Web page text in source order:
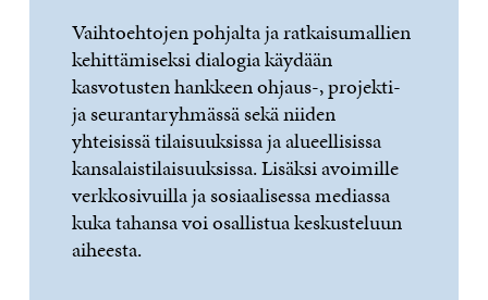
Vaihtoehtojen pohjalta ja ratkaisumallien
kehittämiseksi dialogia käydään
kasvotusten hankkeen ohjaus-, projekti-
ja seurantaryhmässä sekä niiden
yhteisissä tilaisuuksissa ja alueellisissa
kansalaistilaisuuksissa. Lisäksi avoimille
verkkosivuilla ja sosiaalisessa mediassa
kuka tahansa voi osallistua keskusteluun
aiheesta.